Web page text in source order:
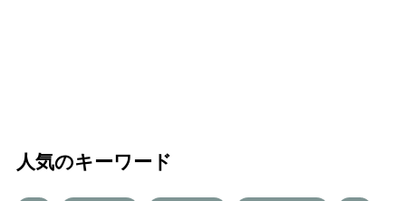
人気のキーワード